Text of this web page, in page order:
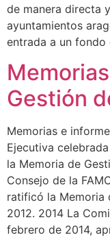
de manera directa
ayuntamientos
entrada a un
Gestión
Memorias e
Ejecutiva
la Memoria de
Consejo de la
ratificó la Memoria
2012. 2014 La
febrero de 2014,